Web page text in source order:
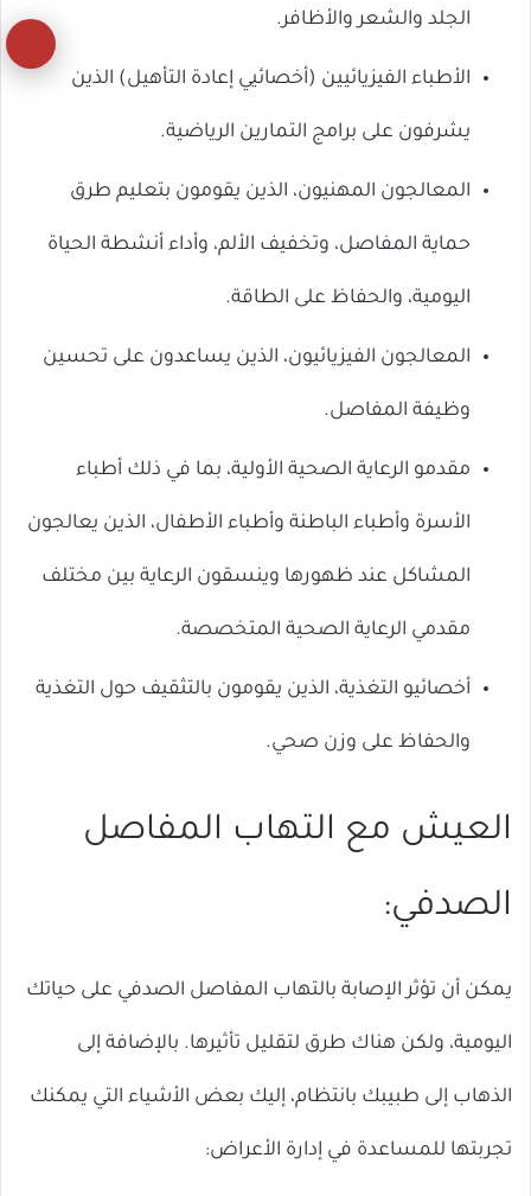
الجلد والشعر والأظافر.
الأطباء الفيزيائيين (أخصائيي إعادة التأهيل) الذين
يشرفون على برامج التمارين الرياضية.
المعالجون المهنيون، الذين يقومون بتعليم طرق
حماية المفاصل، وتخفيف الألم، وأداء أنشطة الحياة
اليومية، والحفاظ على الطاقة.
المعالجون الفيزيائيون، الذين يساعدون على تحسين
وظيفة المفاصل.
مقدمو الرعاية الصحية الأولية، بما في ذلك أطباء
الأسرة وأطباء الباطنة وأطباء الأطفال، الذين يعالجون
المشاكل عند ظهورها وينسقون الرعاية بين مختلف
مقدمي الرعاية الصحية المتخصصة.
أخصائيو التغذية، الذين يقومون بالتثقيف حول التغذية
والحفاظ على وزن صحي.
العيش مع التهاب المفاصل
الصدفي:
يمكن أن تؤثر الإصابة بالتهاب المفاصل الصدفي على حياتك
اليومية، ولكن هناك طرق لتقليل تأثيرها. بالإضافة إلى
الذهاب إلى طبيبك بانتظام، إليك بعض الأشياء التي يمكنك
تجربتها للمساعدة في إدارة الأعراض:
زر